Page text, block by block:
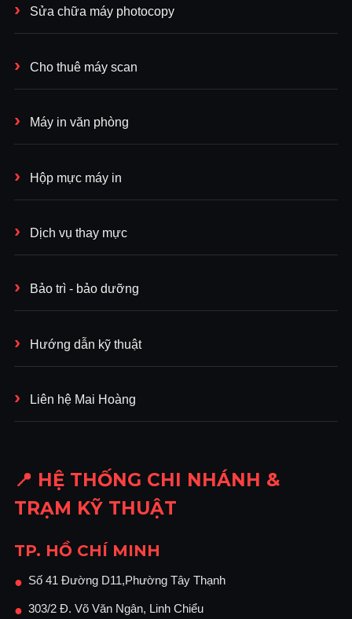
Sửa chữa máy photocopy
Cho thuê máy scan
Máy in văn phòng
Hộp mực máy in
Dịch vụ thay mực
Bảo trì - bảo dưỡng
Hướng dẫn kỹ thuật
Liên hệ Mai Hoàng
📍 HỆ THỐNG CHI NHÁNH &
TRẠM KỸ THUẬT
TP. HỒ CHÍ MINH
● Số 41 Đường D11,Phường Tây Thạnh
● 303/2 Đ. Võ Văn Ngân, Linh Chiểu